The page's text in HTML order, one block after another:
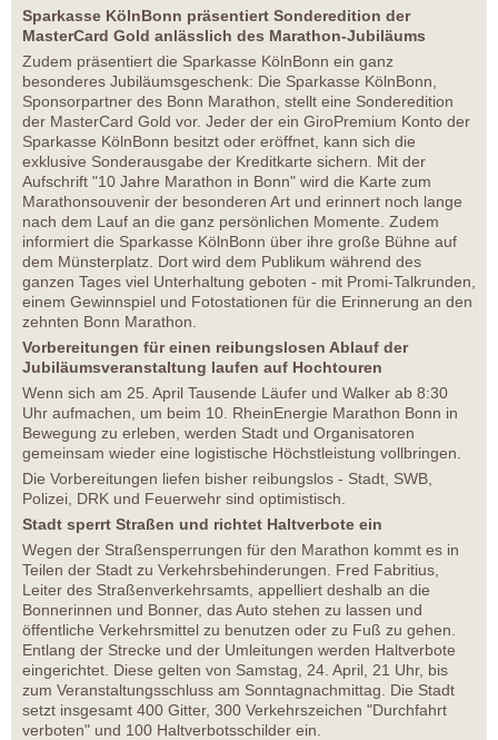
Sparkasse KölnBonn präsentiert Sonderedition der
MasterCard Gold anlässlich des Marathon-Jubiläums
Zudem präsentiert die Sparkasse KölnBonn ein ganz
besonderes Jubiläumsgeschenk: Die Sparkasse KölnBonn,
Sponsorpartner des Bonn Marathon, stellt eine Sonderedition
der MasterCard Gold vor. Jeder der ein GiroPremium Konto der
Sparkasse KölnBonn besitzt oder eröffnet, kann sich die
exklusive Sonderausgabe der Kreditkarte sichern. Mit der
Aufschrift "10 Jahre Marathon in Bonn" wird die Karte zum
Marathonsouvenir der besonderen Art und erinnert noch lange
nach dem Lauf an die ganz persönlichen Momente. Zudem
informiert die Sparkasse KölnBonn über ihre große Bühne auf
dem Münsterplatz. Dort wird dem Publikum während des
ganzen Tages viel Unterhaltung geboten - mit Promi-Talkrunden,
einem Gewinnspiel und Fotostationen für die Erinnerung an den
zehnten Bonn Marathon.
Vorbereitungen für einen reibungslosen Ablauf der
Jubiläumsveranstaltung laufen auf Hochtouren
Wenn sich am 25. April Tausende Läufer und Walker ab 8:30
Uhr aufmachen, um beim 10. RheinEnergie Marathon Bonn in
Bewegung zu erleben, werden Stadt und Organisatoren
gemeinsam wieder eine logistische Höchstleistung vollbringen.
Die Vorbereitungen liefen bisher reibungslos - Stadt, SWB,
Polizei, DRK und Feuerwehr sind optimistisch.
Stadt sperrt Straßen und richtet Haltverbote ein
Wegen der Straßensperrungen für den Marathon kommt es in
Teilen der Stadt zu Verkehrsbehinderungen. Fred Fabritius,
Leiter des Straßenverkehrsamts, appelliert deshalb an die
Bonnerinnen und Bonner, das Auto stehen zu lassen und
öffentliche Verkehrsmittel zu benutzen oder zu Fuß zu gehen.
Entlang der Strecke und der Umleitungen werden Haltverbote
eingerichtet. Diese gelten von Samstag, 24. April, 21 Uhr, bis
zum Veranstaltungsschluss am Sonntagnachmittag. Die Stadt
setzt insgesamt 400 Gitter, 300 Verkehrszeichen "Durchfahrt
verboten" und 100 Haltverbotsschilder ein.